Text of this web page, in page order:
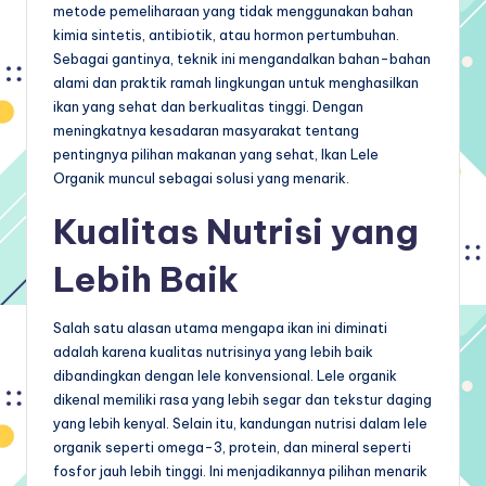
metode pemeliharaan yang tidak menggunakan bahan
kimia sintetis, antibiotik, atau hormon pertumbuhan.
Sebagai gantinya, teknik ini mengandalkan bahan-bahan
alami dan praktik ramah lingkungan untuk menghasilkan
ikan yang sehat dan berkualitas tinggi. Dengan
meningkatnya kesadaran masyarakat tentang
pentingnya pilihan makanan yang sehat, Ikan Lele
Organik muncul sebagai solusi yang menarik.
Kualitas Nutrisi yang
Lebih Baik
Salah satu alasan utama mengapa ikan ini diminati
adalah karena kualitas nutrisinya yang lebih baik
dibandingkan dengan lele konvensional. Lele organik
dikenal memiliki rasa yang lebih segar dan tekstur daging
yang lebih kenyal. Selain itu, kandungan nutrisi dalam lele
organik seperti omega-3, protein, dan mineral seperti
fosfor jauh lebih tinggi. Ini menjadikannya pilihan menarik